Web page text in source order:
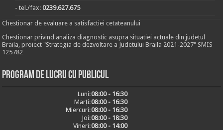
- tel./fax:0239.627.675
Chestionar de evaluare a satisfactiei cetateanului
Chestionar privind analiza diagnostic asupra situatiei actuale din judetul
Braila, proiect "Strategia de dezvoltare a Judetului Braila 2021-2027" SMIS
125782
Program de lucru cu publicul
Luni:08:00 - 16:30
Marți:08:00 - 16:30
Miercuri:08:00 - 16:30
Joi:08:00 - 18:30
Vineri:08:00 - 14:00